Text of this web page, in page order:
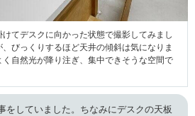
てデスクに向かった状態で撮影してみまし
びっくりするほど天井の傾斜は気になりま
自然光が降り注ぎ、集中できそうな空間で
をしていました。ちなみにデスクの天板